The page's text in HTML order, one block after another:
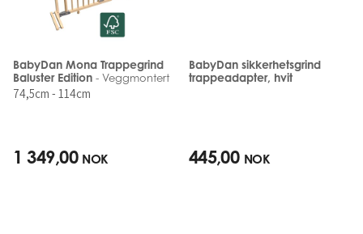
BabyDan Mona Trappegrind
Baluster Edition- Veggmontert
74,5cm - 114cm
1 349,00 NOK
BabyDan sikkerhetsgrind
trappeadapter, hvit
445,00 NOK